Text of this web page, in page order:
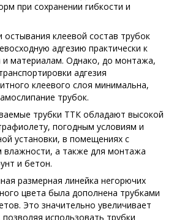
при сохранении гибкости и
остывания клеевой состав трубок
адгезию практически к
материалам. Однако, до монтажа,
адгезия
клеевого слоя минимальна,
трубок.
трубки ТТК обладают высокой
погодным условиям и
установки, в помещениях с
а также для монтажа
и бетон.
размерная линейка негорючих
цвета была дополнена трубками
Это значительно увеличивает
использовать трубки